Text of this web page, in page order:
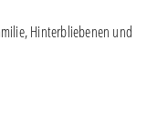
Hinterbliebenen und